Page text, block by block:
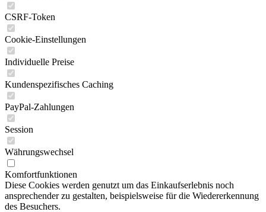
CSRF-Token
Cookie-Einstellungen
Individuelle Preise
Kundenspezifisches Caching
PayPal-Zahlungen
Session
Währungswechsel
Komfortfunktionen
Diese Cookies werden genutzt um das Einkaufserlebnis noch
ansprechender zu gestalten, beispielsweise für die Wiedererkennung
des Besuchers.